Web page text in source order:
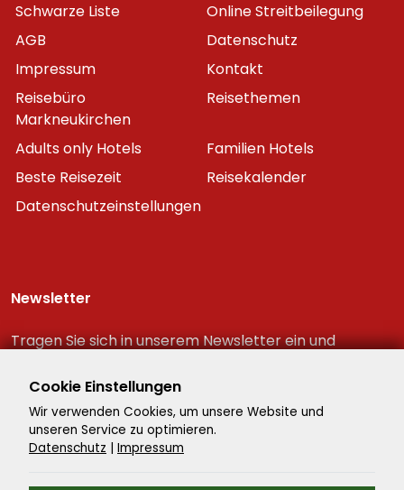
Schwarze Liste
Online Streitbeilegung
AGB
Datenschutz
Impressum
Kontakt
Reisebüro
Markneukirchen
Reisethemen
Adults only Hotels
Familien Hotels
Beste Reisezeit
Reisekalender
Datenschutzeinstellungen
Newsletter
Tragen Sie sich in unserem Newsletter ein und
Reiseschnäppchen!
Cookie Einstellungen
Wir verwenden Cookies, um unsere Website und
unseren Service zu optimieren.
Datenschutz | Impressum